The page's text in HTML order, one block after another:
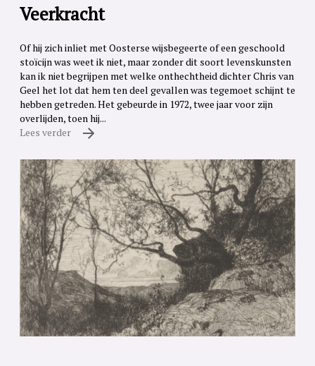
Veerkracht
Of hij zich inliet met Oosterse wijsbegeerte of een geschoold
stoïcijn was weet ik niet, maar zonder dit soort levenskunsten
kan ik niet begrijpen met welke onthechtheid dichter Chris van
Geel het lot dat hem ten deel gevallen was tegemoet schijnt te
hebben getreden. Het gebeurde in 1972, twee jaar voor zijn
overlijden, toen hij...
Lees verder